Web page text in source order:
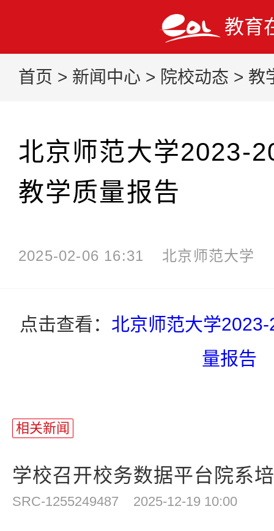
教育
首页 > 新闻中心 > 院校动态 > 教
北京师范大学2023-
教学质量报告
2025-02-06 16:31 北京师范大学
点击查看： 北京师范大学
量报告
相关新闻
学校召开校务数据平台院系
SRC-1255249487 2025-12-19 10:00